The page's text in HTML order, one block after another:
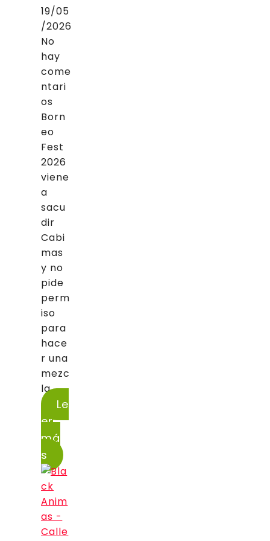
19/05
/2026
No
hay
come
ntari
os
Born
eo
Fest
2026
viene
a
sacu
dir
Cabi
mas
y no
pide
perm
iso
para
hace
r una
mezc
la...
Le
er
má
s